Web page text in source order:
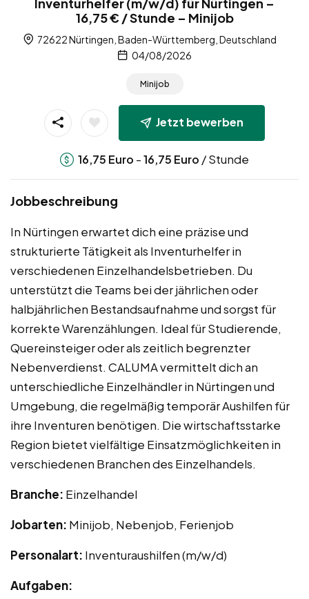
Inventurhelfer (m/w/d) für Nürtingen –
16,75 € / Stunde – Minijob
72622 Nürtingen, Baden-Württemberg, Deutschland
04/08/2026
Minijob
Jetzt bewerben
16,75 Euro -16,75 Euro / Stunde
Jobbeschreibung
In Nürtingen erwartet dich eine präzise und
strukturierte Tätigkeit als Inventurhelfer in
verschiedenen Einzelhandelsbetrieben. Du
unterstützt die Teams bei der jährlichen oder
halbjährlichen Bestandsaufnahme und sorgst für
korrekte Warenzählungen. Ideal für Studierende,
Quereinsteiger oder als zeitlich begrenzter
Nebenverdienst. CALUMA vermittelt dich an
unterschiedliche Einzelhändler in Nürtingen und
Umgebung, die regelmäßig temporär Aushilfen für
ihre Inventuren benötigen. Die wirtschaftsstarke
Region bietet vielfältige Einsatzmöglichkeiten in
verschiedenen Branchen des Einzelhandels.
Branche: Einzelhandel
Jobarten: Minijob, Nebenjob, Ferienjob
Personalart: Inventuraushilfen (m/w/d)
Aufgaben: